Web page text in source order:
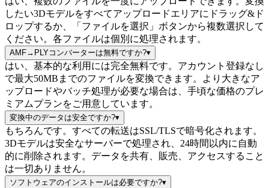
したい3Dモデルをすべてアップロードエリアにドラッグ&ド
ロップするか、「ファイルを選択」ボタンから複数選択して
ください。各ファイルは個別に処理されます。
AMF→PLYコンバーターは無料ですか?▾
はい、基本的な利用には完全無料です。アカウント登録なし
で最大50MBまでのファイルを変換できます。より大きなア
ップロードやバッチ処理が必要な場合は、手頃な価格のプレ
ミアムプランをご用意しています。
変換中のデータは安全ですか?▾
もちろんです。すべての転送はSSL/TLSで暗号化されます。
3Dモデルは安全なサーバーで処理され、24時間以内に自動
的に削除されます。データを共有、販売、アクセスすること
は一切ありません。
ソフトウェアのインストールは必要ですか?▾